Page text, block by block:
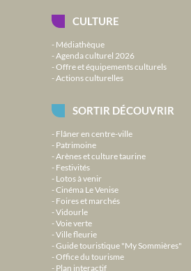
CULTURE
Médiathèque
Agenda culturel 2026
Offre et équipements culturels
Actions culturelles
SORTIR DÉCOUVRIR
Flâner en centre-ville
Patrimoine
Arènes et culture taurine
Festivités
Lotos à venir
Cinéma Le Venise
Foires et marchés
Vidourle
Voie verte
Ville fleurie
Guide touristique "My Sommières"
Office du tourisme
Plan interactif